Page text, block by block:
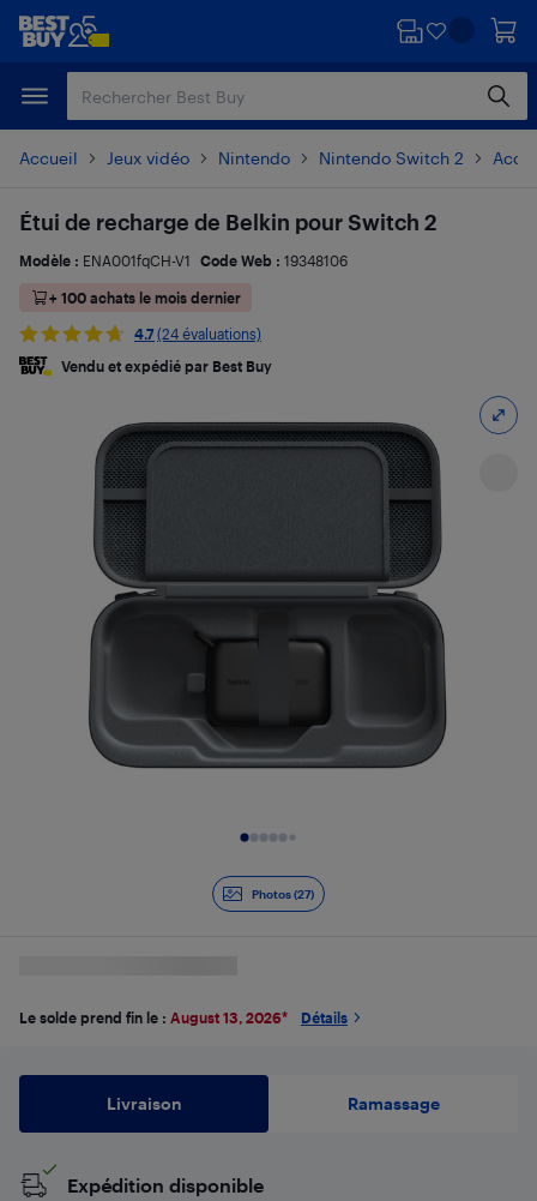
Passer
principal
Passer
Accueil Jeux vidéo Nintendo Nintendo Switch 2
Photos (27)
Étui de recharge de Belkin pour Switch 2
Modèle : ENA001fqCH-V1 Code Web : 19348106
+ 100 achats le mois dernier
4.7 (24 évaluations)
Vendu et expédié par Best Buy
Le solde prend fin le : August 13, 2026* Détails
Livraison Ramassage
Expédition disponible